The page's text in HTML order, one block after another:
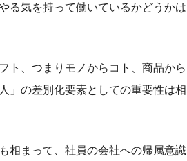
る気を持って働いているかどうかは
ト、つまりモノからコト、商品から
」の差別化要素としての重要性は相
相まって、社員の会社への帰属意識